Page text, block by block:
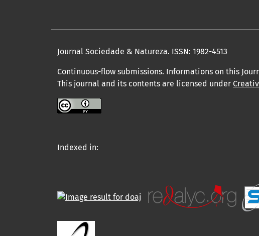
Journal Sociedade & Natureza. ISSN: 1982-4513
Continuous-flow submissions. Informations on this
This journal and its contents are licensed under
Indexed in: